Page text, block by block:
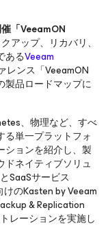
「VeeamON
アップ、リカバリ、
あるVeeam
レンス「VeeamON
品ロードマップに
、物理など、すべ
る単一プラットフォ
ションを紹介し、製
ネイティブソリュ
SaaSサービス
のKasten by Veeam
& Replication
レーションを実施し